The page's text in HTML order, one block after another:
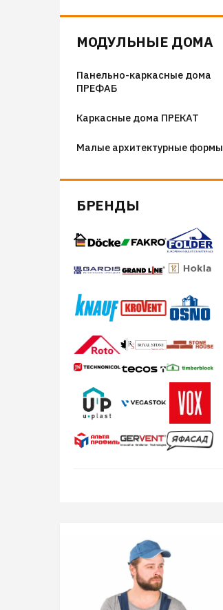
Адресные таблички, указатели,
декор
Козырьки на входные группы
МОДУЛЬНЫЕ ДОМА
Панельно-каркасные дома
ПРЕФАБ
Каркасные дома ПРЕКАТ
Малые архитектурные формы
БРЕНДЫ